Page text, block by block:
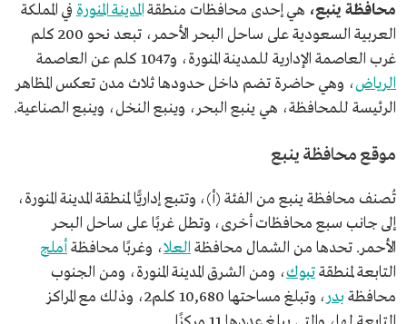
محافظة ينبع، هي إحدى محافظات منطقةالمدينة المنورة في المملكة
العربية السعودية على ساحل البحر الأحمر، تبعد نحو 200 كلم
غرب العاصمة الإدارية للمدينة المنورة، و1047
كلم عن العاصمة
الرياض، وهي حاضرة تضم داخل حدودها ثلاث مدن تعكس المظاهر
الرئيسة للمحافظة، هي ينبع البحر، وينبع النخل، وينبع الصناعية.
موقع محافظة ينبع
تُصنف محافظة ينبع من الفئة (أ)، وتتبع إداريًّا لمنطقة المدينة المنورة،
إلى جانب سبع محافظات أخرى، وتطل غربًا على ساحل البحر
الأحمر. تحدها من الشمال محافظة العلا، وغربًا محافظة أملج
التابعة لمنطقةتبوك، ومن الشرق المدينة المنورة، ومن الجنوب
محافظة بدر
، وتبلغ مساحتها 10,680 كلم2، وذلك مع المراكز